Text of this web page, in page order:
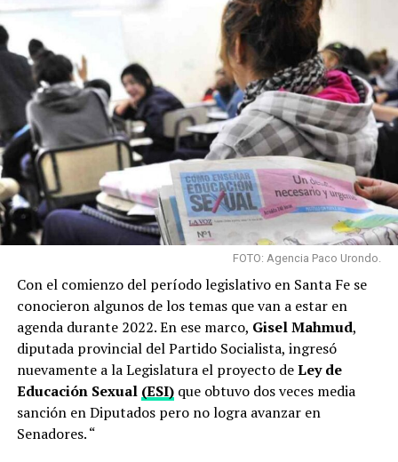
en contextos urbanos y por estar vinculadas a las
economías delictivas”, y siguiendo esa línea señaló que
“no solo debe implementar políticas desde el Ministerio
de Mujeres, Género y Diversidades, sino también, desde
el de Salud y Seguridad porque los casos exceden a la
problemática específica vinculada a la cuestión de
género”.
Sosa, afirmó además, que según el informe elaborado
por el Observatorio Mumalá “el 85% de los femicidas
fueron personas que la víctima conocía” y que bajó la
proporción de víctimas que habían denunciado
previamente a su agresor. “La justicia es un gran
elemento, pero tiene que tener una mirada de género y
controlar las medidas de protección incorporando
dispositivos electrónicos de y fortalecer el tejido social”,
señaló.
FOTO: Agencia Paco Urondo.
Con el comienzo del período legislativo en Santa Fe se
conocieron algunos de los temas que van a estar en
agenda durante 2022. En ese marco, Gisel Mahmud,
diputada provincial del Partido Socialista, ingresó
nuevamente a la Legislatura el proyecto deLey de
Educación Sexual (ESI)que obtuvo dos veces media
sanción en Diputados pero no logra avanzar en
Senadores. “